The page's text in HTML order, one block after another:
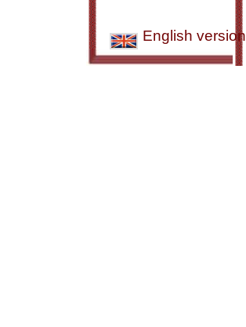
English version